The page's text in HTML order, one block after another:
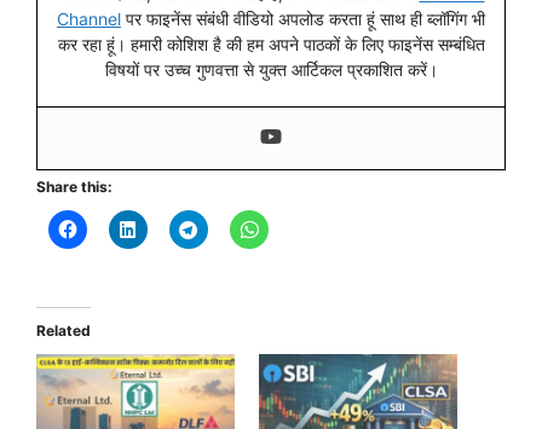
Channel पर फाइनेंस संबंधी वीडियो अपलोड करता हूं साथ ही ब्लॉगिंग भी
कर रहा हूं। हमारी कोशिश है की हम अपने पाठकों के लिए फाइनेंस सम्बंधित
विषयों पर उच्च गुणवत्ता से युक्त आर्टिकल प्रकाशित करें।
Share this:
Related